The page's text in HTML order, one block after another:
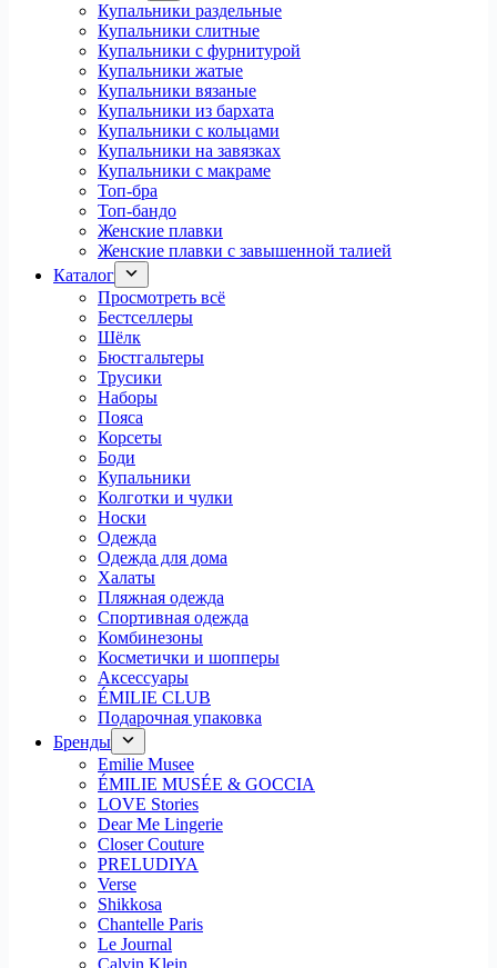
Купальники раздельные
Купальники слитные
Купальники с фурнитурой
Купальники жатые
Купальники вязаные
Купальники из бархата
Купальники с кольцами
Купальники на завязках
Купальники с макраме
Топ-бра
Топ-бандо
Женские плавки
Женские плавки с завышенной талией
Каталог
Просмотреть всё
Бестселлеры
Шёлк
Бюстгальтеры
Трусики
Наборы
Пояса
Корсеты
Боди
Купальники
Колготки и чулки
Носки
Одежда
Одежда для дома
Халаты
Пляжная одежда
Спортивная одежда
Комбинезоны
Косметички и шопперы
Аксессуары
ÉMILIE CLUB
Подарочная упаковка
Бренды
Emilie Musee
ÉMILIE MUSÉE & GOCCIA
LOVE Stories
Dear Me Lingerie
Closer Couture
PRELUDIYA
Verse
Shikkosa
Chantelle Paris
Le Journal
Calvin Klein